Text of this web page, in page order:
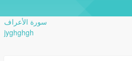
سورة الأعراف
jyghghgh